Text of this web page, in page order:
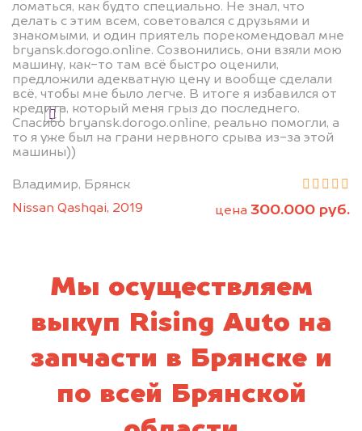
ломаться, как будто специально. Не знал, что
делать с этим всем, советовался с друзьями и
знакомыми, и один приятель порекомендовал мне
bryansk.dorogo.online. Созвонились, они взяли мою
машину, как-то там всё быстро оценили,
предложили адекватную цену и вообще сделали
всё, чтобы мне было легче. В итоге я избавился от
кредита, который меня грыз до последнего.
Спасибо bryansk.dorogo.online, реально помогли, а
то я уже был на грани нервного срыва из-за этой
машины))
Владимир, Брянск
Nissan Qashqai, 2019
цена 300.000 руб.
Узнать стоимость
Я даю согласие на обработку своих
персональных данных и соглашаюсь с
политикой конфиденциальности
Мы осуществляем
выкуп Rising Auto на
запчасти в Брянске и
по всей Брянской